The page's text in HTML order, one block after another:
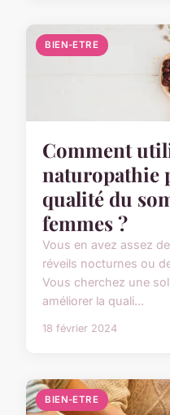
BIEN-ETRE
Comment
naturopathie
qualité du
femmes ?
Vous en avez assez
réveils nocturnes ou
Vous cherchez une
améliorer la quali...
18 février 2024
BIEN-ETRE